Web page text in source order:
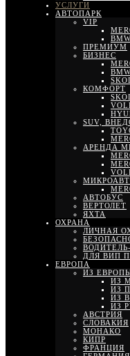
УСЛУГИ
АВТОПАРК
VIP
ПРЕМИУМ
БИЗНЕС
КОМФОРТ
SUV,
АРЕНДА
АВТОБУС
ВЕРТОЛЕТ
ЯХТА
ОХРАНА
ЛИЧНАЯ
ДЛЯ ВИП
ЕВРОПА
ИЗ
ИЗ
ИЗ
ИЗ
ИЗ
АВСТРИЯ
СЛОВАКИЯ
МОНАКО
КИПР
ФРАНЦИЯ